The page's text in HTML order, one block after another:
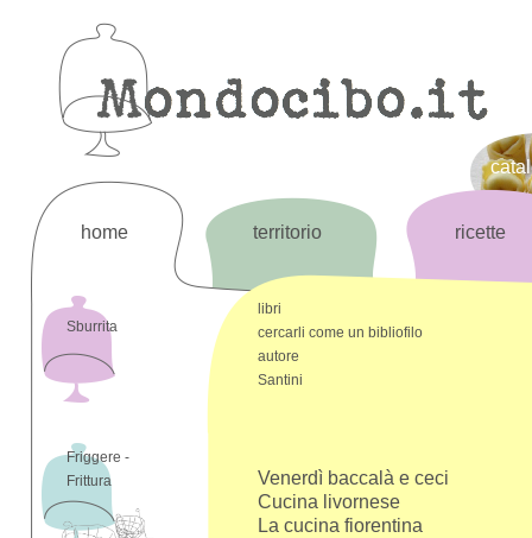
home territorio ricette
Sburrita
Friggere -
Frittura
libri
cercarli come un bibliofilo
autore
Santini
Venerdì baccalà e ceci
Cucina livornese
La cucina fiorentina